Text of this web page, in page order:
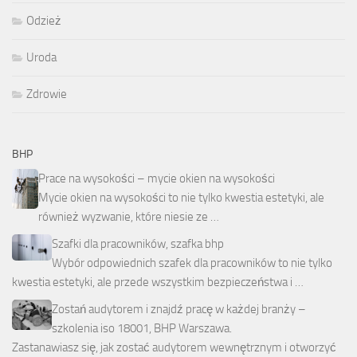
Odzież
Uroda
Zdrowie
BHP
Prace na wysokości – mycie okien na wysokości
Mycie okien na wysokości to nie tylko kwestia estetyki, ale
również wyzwanie, które niesie ze …
Szafki dla pracowników, szafka bhp
Wybór odpowiednich szafek dla pracowników to nie tylko
kwestia estetyki, ale przede wszystkim bezpieczeństwa i …
Zostań audytorem i znajdź pracę w każdej branży –
szkolenia iso 18001, BHP Warszawa.
Zastanawiasz się, jak zostać audytorem wewnętrznym i otworzyć